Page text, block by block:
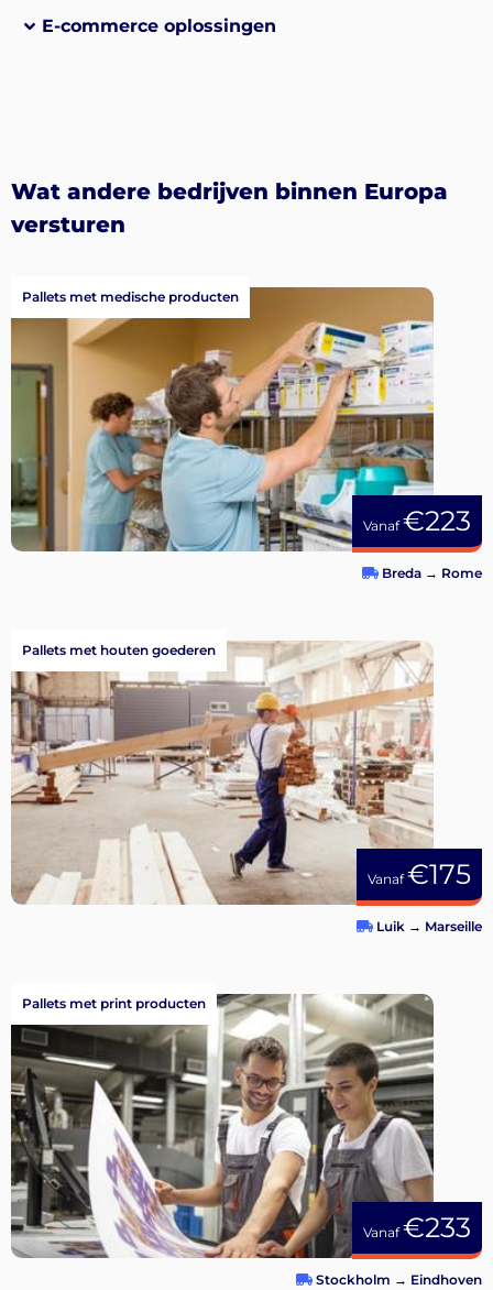
E-commerce oplossingen
Wat andere bedrijven binnen Europa
versturen
Vanaf€223
Pallets met medische producten
Breda → Rome
Vanaf€175
Pallets met houten goederen
Luik → Marseille
Vanaf€233
Pallets met print producten
Stockholm → Eindhoven